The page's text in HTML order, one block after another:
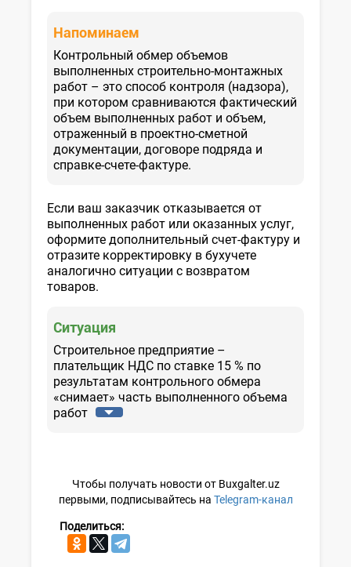
Напоминаем
Контрольный обмер объемов
выполненных строительно-монтажных
работ – это способ контроля (надзора),
при котором сравниваются фактический
объем выполненных работ и объем,
отраженный в проектно-сметной
документации, договоре подряда и
справке-счете-фактуре.
Если ваш заказчик отказывается от
выполненных работ или оказанных услуг,
оформите дополнительный счет-фактуру и
отразите корректировку в бухучете
аналогично ситуации с возвратом
товаров.
Ситуация
Строительное предприятие –
плательщик НДС по ставке 15 % по
результатам контрольного обмера
«снимает» часть выполненного объема
работ
Чтобы получать новости от Buxgalter.uz
первыми, подписывайтесь на Telegram-канал
Поделиться: